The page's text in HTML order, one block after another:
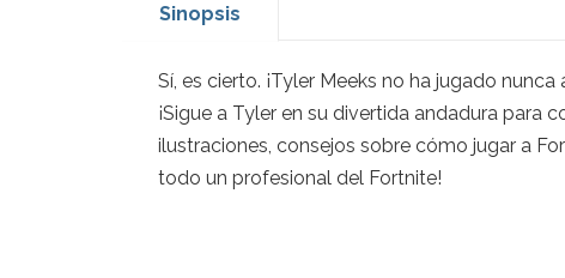
Sinopsis
Sí, es cierto. ¡Tyler Meeks no ha jugado
¡Sigue a Tyler en su divertida andadura para
ilustraciones, consejos sobre cómo jugar a
todo un profesional del Fortnite!